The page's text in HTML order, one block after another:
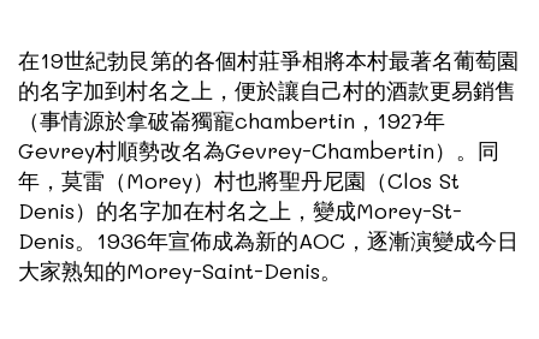
在19世紀勃艮第的各個村莊爭相將本村最著名葡萄園
的名字加到村名之上，便於讓自己村的酒款更易銷售
（事情源於拿破崙獨寵chambertin，1927年
Gevrey村順勢改名為Gevrey-Chambertin）。同
年，莫雷（Morey）村也將聖丹尼園（Clos St
Denis）的名字加在村名之上，變成Morey-St-
Denis。1936年宣佈成為新的AOC，逐漸演變成今日
大家熟知的Morey-Saint-Denis。